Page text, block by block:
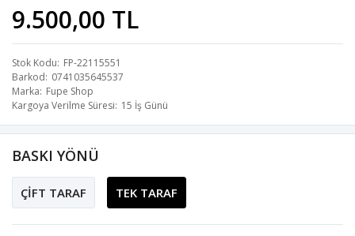
9.500,00 TL
Stok Kodu FP-22115551
Barkod 0741035645537
Marka Fupe Shop
Kargoya Verilme Süresi 15 İş Günü
BASKI YÖNÜ
ÇİFT TARAF TEK TARAF